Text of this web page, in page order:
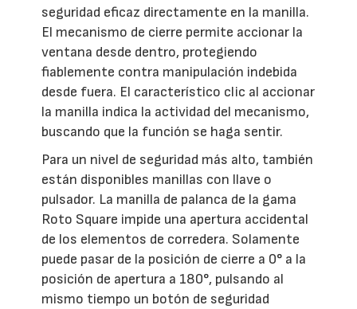
seguridad eficaz directamente en la manilla.
El mecanismo de cierre permite accionar la
ventana desde dentro, protegiendo
fiablemente contra manipulación indebida
desde fuera. El característico clic al accionar
la manilla indica la actividad del mecanismo,
buscando que la función se haga sentir.
Para un nivel de seguridad más alto, también
están disponibles manillas con llave o
pulsador. La manilla de palanca de la gama
Roto Square impide una apertura accidental
de los elementos de corredera. Solamente
puede pasar de la posición de cierre a 0° a la
posición de apertura a 180°, pulsando al
mismo tiempo un botón de seguridad